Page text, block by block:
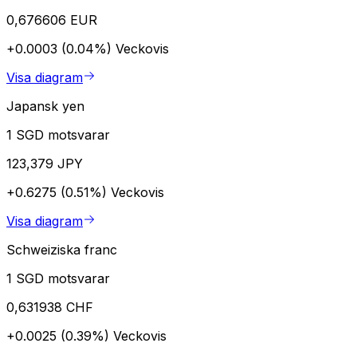
0,676606 EUR
+0.0003 (0.04%) Veckovis
Visa diagram
Japansk yen
1 SGD motsvarar
123,379 JPY
+0.6275 (0.51%) Veckovis
Visa diagram
Schweiziska franc
1 SGD motsvarar
0,631938 CHF
+0.0025 (0.39%) Veckovis